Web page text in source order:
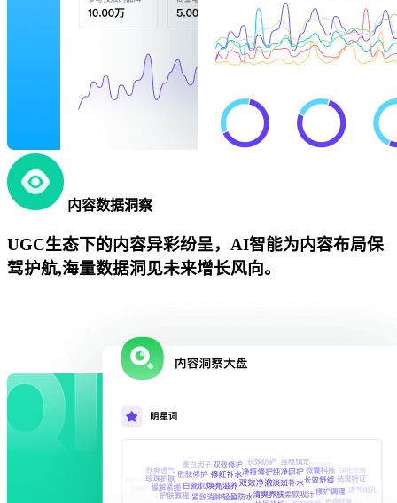
内容数据洞察
UGC生态下的内容异彩纷呈，AI智能为内容布局保
驾护航,海量数据洞见未来增长风向。